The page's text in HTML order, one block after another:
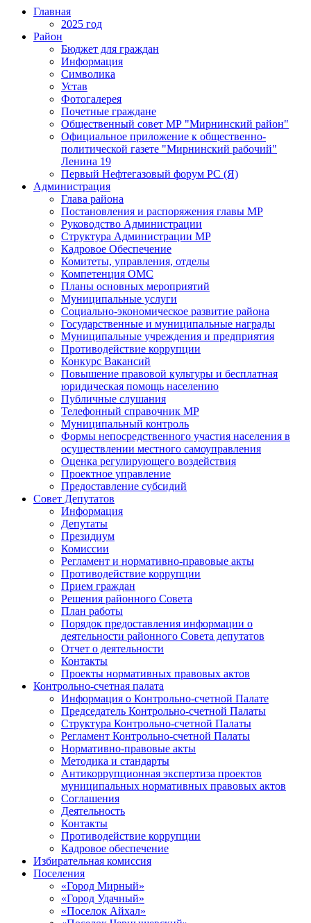
Главная
2025 год
Район
Бюджет для граждан
Информация
Символика
Устав
Фотогалерея
Почетные граждане
Общественный совет МР "Мирнинский район"
Официальное приложение к общественно-
политической газете "Мирнинский рабочий"
Ленина 19
Первый Нефтегазовый форум РС (Я)
Администрация
Глава района
Постановления и распоряжения главы МР
Руководство Администрации
Структура Администрации МР
Кадровое Обеспечение
Комитеты, управления, отделы
Компетенция ОМС
Планы основных мероприятий
Муниципальные услуги
Социально-экономическое развитие района
Государственные и муниципальные награды
Муниципальные учреждения и предприятия
Противодействие коррупции
Конкурс Вакансий
Повышение правовой культуры и бесплатная
юридическая помощь населению
Публичные слушания
Телефонный справочник МР
Муниципальный контроль
Формы непосредственного участия населения в
осуществлении местного самоуправления
Оценка регулирующего воздействия
Проектное управление
Предоставление субсидий
Совет Депутатов
Информация
Депутаты
Президиум
Комиссии
Регламент и нормативно-правовые акты
Противодействие коррупции
Прием граждан
Решения районного Совета
План работы
Порядок предоставления информации о
деятельности районного Совета депутатов
Отчет о деятельности
Контакты
Проекты нормативных правовых актов
Контрольно-счетная палата
Информация о Контрольно-счетной Палате
Председатель Контрольно-счетной Палаты
Структура Контрольно-счетной Палаты
Регламент Контрольно-счетной Палаты
Нормативно-правовые акты
Методика и стандарты
Антикоррупционная экспертиза проектов
муниципальных нормативных правовых актов
Соглашения
Деятельность
Контакты
Противодействие коррупции
Кадровое обеспечение
Избирательная комиссия
Поселения
«Город Мирный»
«Город Удачный»
«Поселок Айхал»